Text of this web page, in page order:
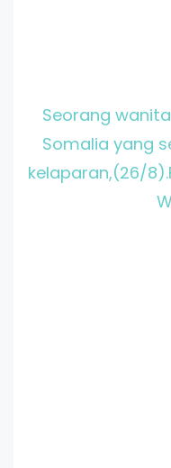
Seorang
Somalia yang
kelaparan,(26/